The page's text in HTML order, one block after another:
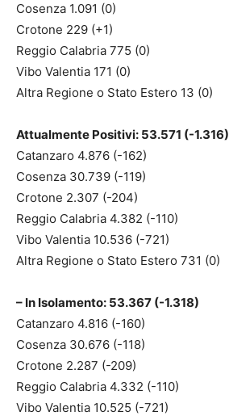
Cosenza 1.091 (0)
Crotone 229 (+1)
Reggio Calabria 775 (0)
Vibo Valentia 171 (0)
Altra Regione o Stato Estero 13 (0)
Attualmente Positivi: 53.571 (-1.316)
Catanzaro 4.876 (-162)
Cosenza 30.739 (-119)
Crotone 2.307 (-204)
Reggio Calabria 4.382 (-110)
Vibo Valentia 10.536 (-721)
Altra Regione o Stato Estero 731 (0)
– In Isolamento: 53.367 (-1.318)
Catanzaro 4.816 (-160)
Cosenza 30.676 (-118)
Crotone 2.287 (-209)
Reggio Calabria 4.332 (-110)
Vibo Valentia 10.525 (-721)